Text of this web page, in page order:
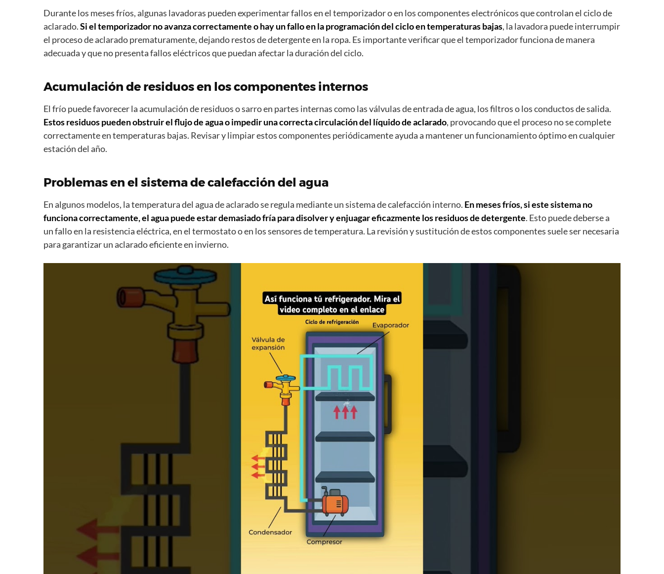
Durante los meses fríos, algunas lavadoras pueden experimentar fallos en el temporizador o en los componentes electrónicos que controlan el ciclo de
aclarado.Si el temporizador no avanza correctamente o hay un fallo en la programación del ciclo en temperaturas bajas, la lavadora puede interrumpir
el proceso de aclarado prematuramente, dejando restos de detergente en la ropa. Es importante verificar que el temporizador funciona de manera
adecuada y que no presenta fallos eléctricos que puedan afectar la duración del ciclo.
Acumulación de residuos en los componentes internos
El frío puede favorecer la acumulación de residuos o sarro en partes internas como las válvulas de entrada de agua, los filtros o los conductos de salida.
Estos residuos pueden obstruir el flujo de agua o impedir una correcta circulación del líquido de aclarado, provocando que el proceso no se complete
correctamente en temperaturas bajas. Revisar y limpiar estos componentes periódicamente ayuda a mantener un funcionamiento óptimo en cualquier
estación del año.
Problemas en el sistema de calefacción del agua
En algunos modelos, la temperatura del agua de aclarado se regula mediante un sistema de calefacción interno. En meses fríos, si este sistema no
funciona correctamente, el agua puede estar demasiado fría para disolver y enjuagar eficazmente los residuos de detergente. Esto puede deberse a
un fallo en la resistencia eléctrica, en el termostato o en los sensores de temperatura. La revisión y sustitución de estos componentes suele ser necesaria
para garantizar un aclarado eficiente en invierno.